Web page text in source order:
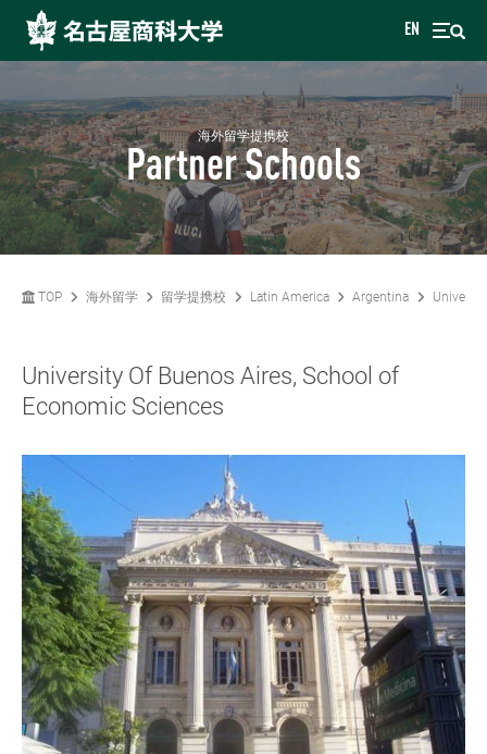
EN
海外留学提携校
Partner Schools
TOP 海外留学 留学提携校 Latin America Argentina
University Of Buenos Aires, School of
Economic Sciences